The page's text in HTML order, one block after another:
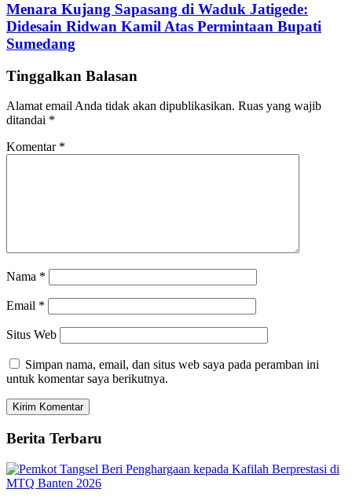
Menara Kujang Sapasang di Waduk Jatigede:
Didesain Ridwan Kamil Atas Permintaan Bupati
Sumedang
Tinggalkan Balasan
Alamat email Anda tidak akan dipublikasikan. Ruas yang wajib
ditandai *
Komentar *
Nama *
Email *
Situs Web
Simpan nama, email, dan situs web saya pada peramban ini
untuk komentar saya berikutnya.
Berita Terbaru